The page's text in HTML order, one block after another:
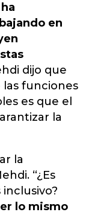
en
dijo que
las funciones
es que el
la
la
“¿Es
inclusivo?
lo mismo